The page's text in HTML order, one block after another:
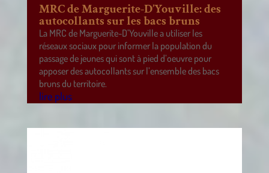
MRC de Marguerite-D’Youville: des
autocollants sur les bacs bruns
La MRC de Marguerite-D’Youville a utiliser les
réseaux sociaux pour informer la population du
passage de jeunes qui sont à pied d’oeuvre pour
apposer des autocollants sur l’ensemble des bacs
bruns du territoire.
lire plus